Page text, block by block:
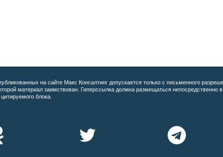
на сайте Макс Консалтинг допускается только с письменного
материал заимствован. Гиперссылка должна размещаться непосредственно
блока.